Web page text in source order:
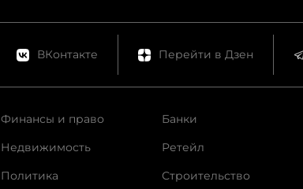
ВКонтакте Перейти в Дзен
Финансы и право
Недвижимость
Политика
Банки
Ретейл
Строительство